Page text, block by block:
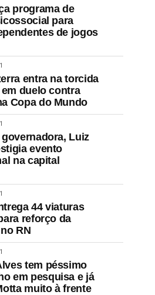
programa de
para
de jogos
entra na torcida
duelo contra
Copa do Mundo
Luiz
evento
na capital
44 viaturas
reforço da
RN
tem péssimo
em pesquisa e já
muito à frente